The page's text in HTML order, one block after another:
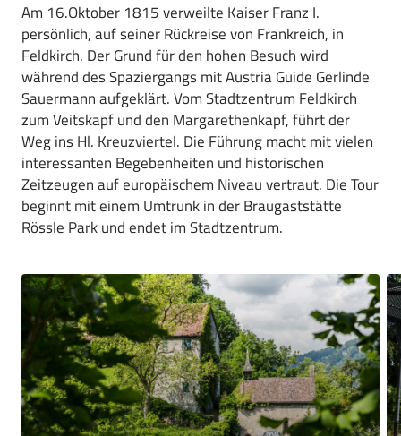
Am 16.Oktober 1815 verweilte Kaiser Franz I.
persönlich, auf seiner Rückreise von Frankreich, in
Feldkirch. Der Grund für den hohen Besuch wird
während des Spaziergangs mit Austria Guide Gerlinde
Sauermann aufgeklärt. Vom Stadtzentrum Feldkirch
zum Veitskapf und den Margarethenkapf, führt der
Weg ins Hl. Kreuzviertel. Die Führung macht mit vielen
interessanten Begebenheiten und historischen
Zeitzeugen auf europäischem Niveau vertraut. Die Tour
beginnt mit einem Umtrunk in der Braugaststätte
Rössle Park und endet im Stadtzentrum.